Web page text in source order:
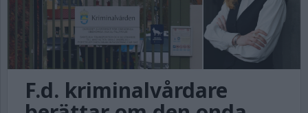
F.d. kriminalvårdare